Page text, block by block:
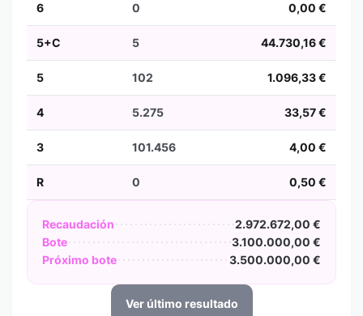
6 0 0,00 €
5+C 5 44.730,16 €
5 102 1.096,33 €
4 5.275 33,57 €
3 101.456 4,00 €
R 0 0,50 €
Recaudación
2.972.672,00 €
Bote
3.100.000,00 €
Próximo bote
3.500.000,00 €
Ver último resultado